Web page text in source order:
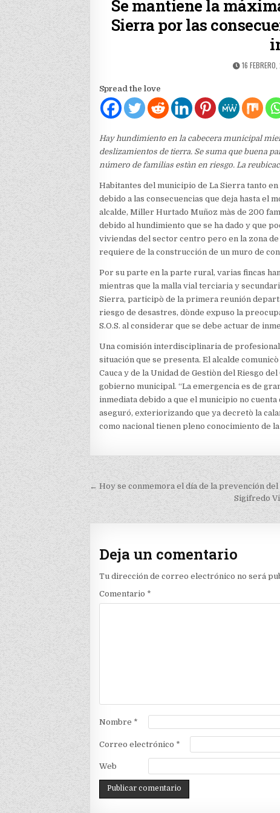
Se mantiene la
Sierra por las
PUBLISHED
16
Spread the love
Hay hundimiento en la cabecera municipal
deslizamientos de tierra. Se suma que buena
número de familias estàn en riesgo. La
Habitantes del municipio de La Sierra tanto
debido a las consecuencias que deja hasta el
alcalde, Miller Hurtado Muñoz màs de 200
debido al hundimiento que se ha dado y que
viviendas del sector centro pero en la zona
requiere de la construcción de un muro de
Por su parte en la parte rural, varias fincas
mientras que la malla vial terciaria y
Sierra, participò de la primera reunión
riesgo de desastres, dònde expuso la
S.O.S. al considerar que se debe actuar de
Una comisión interdisciplinaria de
situación que se presenta. El alcalde
Cauca y de la Unidad de Gestiòn del Riesgo
gobierno municipal. “La emergencia es de
inmediata debido a que el municipio no
aseguró, exteriorizando que ya decretò la
como nacional tienen pleno conocimiento de
Navegación
entradas
← Hoy se conmemora el día de la prevención
Sigifredo
Deja un comentario
Tu dirección de correo electrónico no será
Comentario *
Nombre *
Correo electrónico *
Web